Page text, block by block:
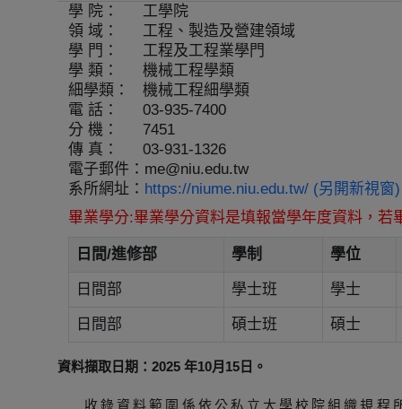
學 院：
工學院
領 域：
工程、製造及營建領域
學 門：
工程及工程業學門
學 類：
機械工程學類
細學類：
機械工程細學類
電 話：
03-935-7400
分 機：
7451
傳 真：
03-931-1326
電子郵件： me@niu.edu.tw
系所網址： https://niume.niu.edu.tw/ (另開新視窗)
畢業學分:畢業學分資料是填報當學年度資料，
日間/進修部 學制 學位
日間部 學士班 學士
日間部 碩士班 碩士
資料擷取日期：2025 年10月15日。
收錄資料範圍係依公私立大學校院組織規